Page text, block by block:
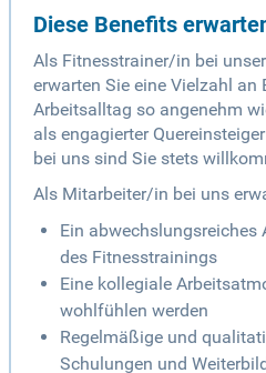
Diese Benefits
Als Fitnesstrainer/in bei
erwarten Sie eine Vielzahl an
Arbeitsalltag so angenehm
als engagierter
bei uns sind Sie stets
Als Mitarbeiter/in bei uns
Ein abwechslungsreiches
des Fitnesstrainings
Eine kollegiale
wohlfühlen werden
Regelmäßige und
Schulungen und